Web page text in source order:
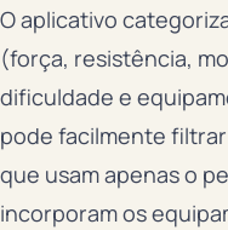
O aplicativo
(força, resistência,
dificuldade e
pode facilmente
que usam apenas o
incorporam os